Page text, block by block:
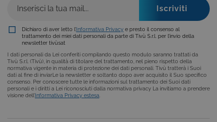
Dichiaro di aver letto l’Informativa Privacy e presto il consenso al
trattamento dei miei dati personali da parte di Tivù S.r.l. per l’invio della
newsletter tivùsat
I dati personali da Lei conferiti compilando questo modulo saranno trattati da
Tivù S.r.l. (Tivù), in qualità di titolare del trattamento, nel pieno rispetto della
normativa vigente in materia di protezione dei dati personali. Tivù tratterà i Suoi
dati al fine di inviarLe la newsletter e soltanto dopo aver acquisito il Suo specifico
consenso. Per conoscere tutte le informazioni sul trattamento dei Suoi dati
personali e i diritti a Lei riconosciuti dalla normativa privacy La invitiamo a prendere
visione dell’Informativa Privacy estesa
Cookie tecnici
Cookie di profilazione
Funzionalità
Questi cookie sono necessari per il corretto
funzionamento del nostro sito e non possono
essere disattivati. Vengono impostati solo in
risposta ad azioni da te effettuate nel corso della